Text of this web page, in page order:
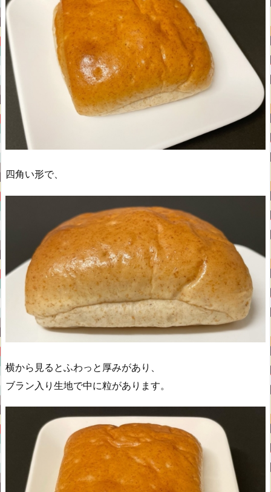
四角い形で、
横から見るとふわっと厚みがあり、
ブラン入り生地で中に粒があります。